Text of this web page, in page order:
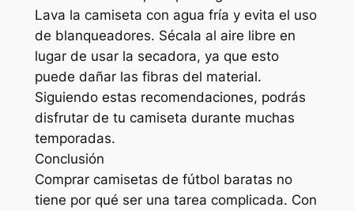
Lava la camiseta con agua fría y evita el uso
de blanqueadores. Sécala al aire libre en
lugar de usar la secadora, ya que esto
puede dañar las fibras del material.
Siguiendo estas recomendaciones, podrás
disfrutar de tu camiseta durante muchas
temporadas.
Conclusión
Comprar camisetas de fútbol baratas no
tiene por qué ser una tarea complicada. Con